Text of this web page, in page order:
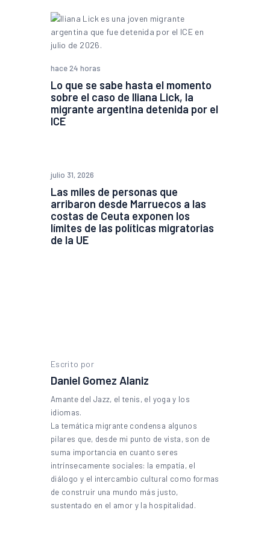
hace 24 horas
Lo que se sabe hasta el momento
sobre el caso de Iliana Lick, la
migrante argentina detenida por el
ICE
julio 31, 2026
Las miles de personas que
arribaron desde Marruecos a las
costas de Ceuta exponen los
límites de las políticas migratorias
de la UE
Escrito por
Daniel Gomez Alaniz
Amante del Jazz, el tenis, el yoga y los
idiomas.
La temática migrante condensa algunos
pilares que, desde mi punto de vista, son de
suma importancia en cuanto seres
intrínsecamente sociales: la empatía, el
diálogo y el intercambio cultural como formas
de construir una mundo más justo,
sustentado en el amor y la hospitalidad.